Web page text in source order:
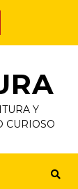
Y
CURIOSO